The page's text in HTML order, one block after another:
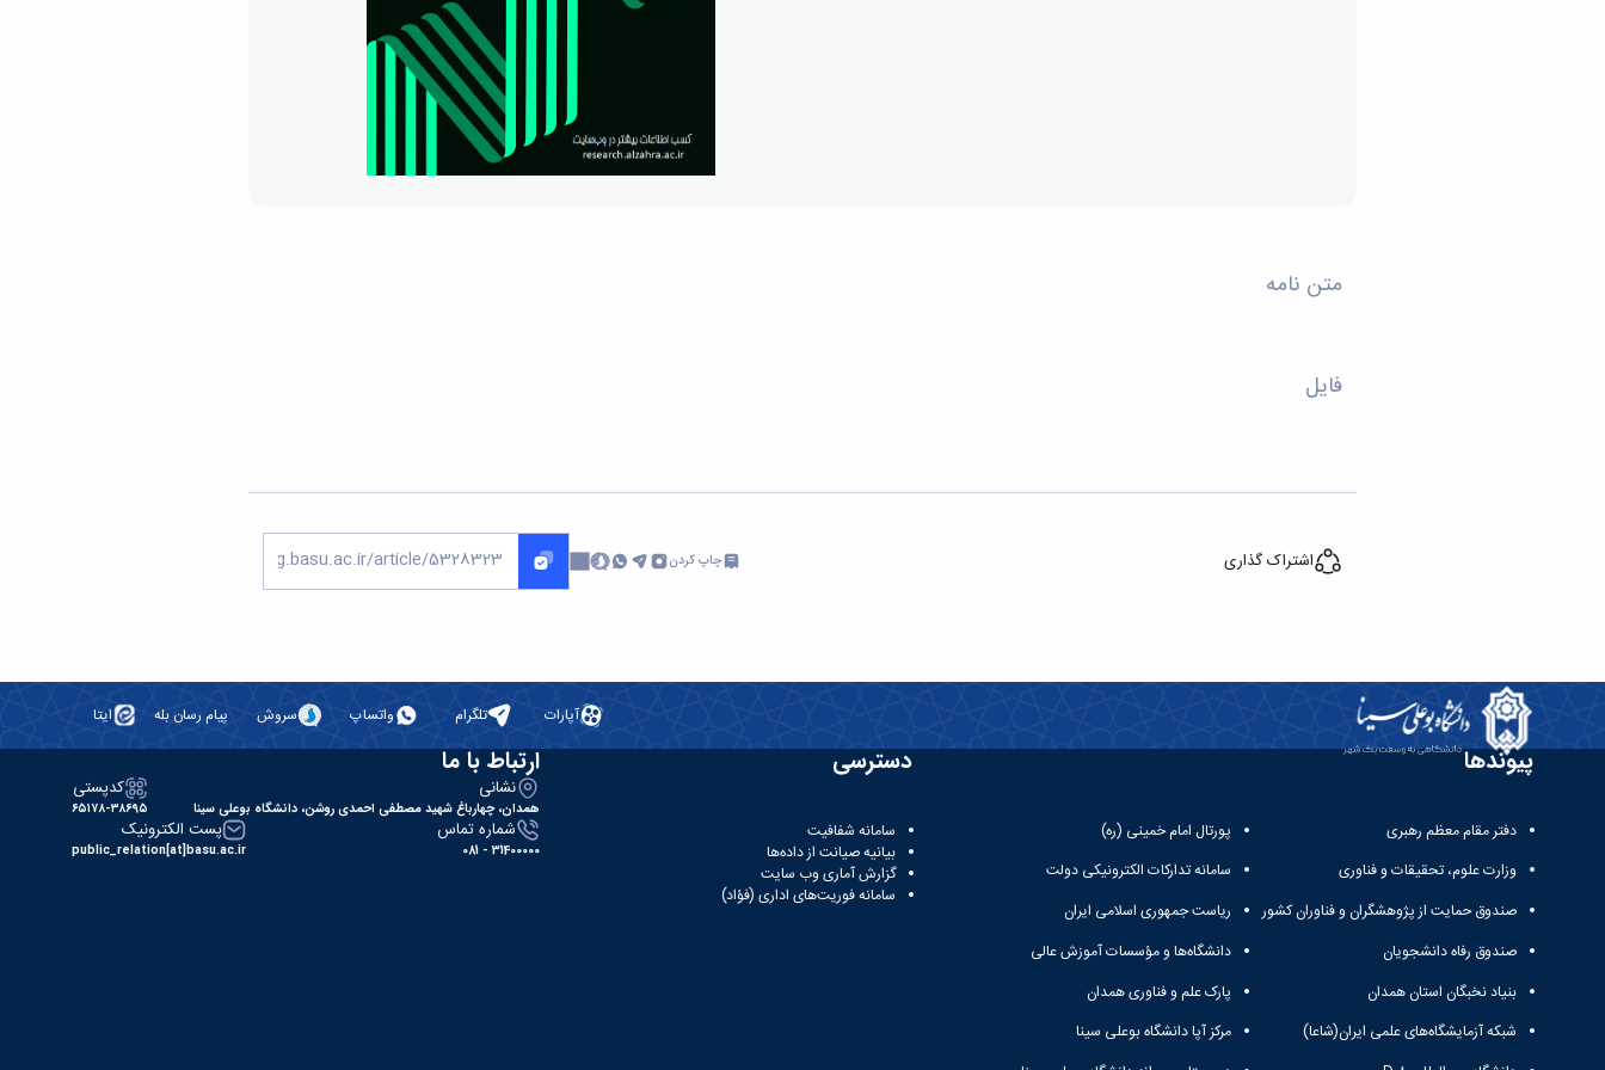
متن نامه
فایل
اشتراک گذاری چاپ کردن
آپارات تلگرام واتساپ سروش پیام رسان بله ایتا
پیوندها
دفتر مقام معظم رهبری
وزارت علوم، تحقیقات و فناوری
صندوق حمایت از پژوهشگران و فناوران کشور
صندوق رفاه دانشجویان
بنیاد نخبگان استان همدان
شبکه آزمایشگاه‌های علمی ایران(شاعا)
پورتال امام خمینی (ره)
سامانه تدارکات الکترونیکی دولت
ریاست جمهوری اسلامی ایران
دانشگاه‌ها و مؤسسات آموزش عالی
پارک علم و فناوری همدان
مرکز آپا دانشگاه بوعلی سینا
دسترسی
سامانه شفافیت
بیانیه صیانت از داده‌ها
گزارش آماری وب‌ سایت
سامانه فوریت‌های اداری (فؤاد)
ارتباط با ما
نشانی
همدان، چهارباغ شهید مصطفی احمدی روشن، دانشگاه بوعلی سینا
کدپستی
۶۵۱۷۸-۳۸۶۹۵
شماره تماس
31400000 - 081
پست الکترونیک
public_relation[at]basu.ac.ir